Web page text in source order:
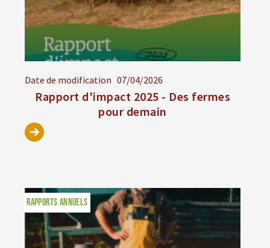
Date de modification 07/04/2026
Rapport d'impact 2025 - Des fermes
pour demain
RAPPORTS ANNUELS